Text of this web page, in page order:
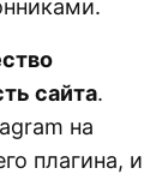
сайта.
на
плагина, и